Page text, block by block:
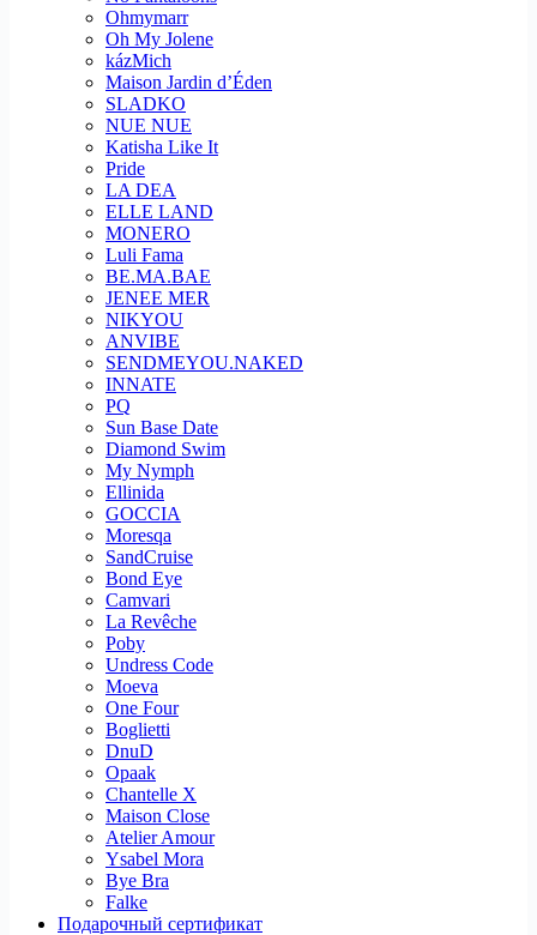
Ohmymarr
Oh My Jolene
kázMich
Maison Jardin d’Éden
SLADKO
NUE NUE
Katisha Like It
Pride
LA DEA
ELLE LAND
MONERO
Luli Fama
BE.MA.BAE
JENEE MER
NIKYOU
ANVIBE
SENDMEYOU.NAKED
INNATE
PQ
Sun Base Date
Diamond Swim
My Nymph
Ellinida
GOCCIA
Moresqa
SandCruise
Bond Eye
Camvari
La Revêche
Poby
Undress Code
Moeva
One Four
Boglietti
DnuD
Opaak
Chantelle X
Maison Close
Atelier Amour
Ysabel Mora
Bye Bra
Falke
Подарочный сертификат